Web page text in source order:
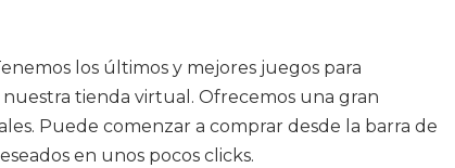
los últimos y mejores juegos para
nuestra tienda virtual. Ofrecemos una gran
Puede comenzar a comprar desde la barra de
en unos pocos clicks.